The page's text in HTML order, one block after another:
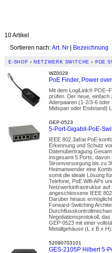
10 Artikel
Sortieren nach:Art. Nr | Bezeichnung
E-SHOP › NETZWERK SWITCHE › POE
WZ0028
PoE Finder, Power
Mit dem LogiLink®
prüfen. Der neue, einfach
Aderpaaren (1-2/3-6 oder
Midspan oder Endstand)
GEP-0523
5-Port-Gigabit-PoE-
IEEE 802.3af/at PoE-
Erkennung und Schutz
Datenübertragung
insgesamt 5 Ports, davon
Stromversorgung bis zu
Heimanwender eine
somit die ideale Lösung
Telefone, PoE Wifi-APs
Netzwerkinfrastruktur auf
angeschlossene IEEE
Darüber hinaus
Forward-Switching
Negotiationsprotokoll,
GEP-0523 mit einer
Metallgehäuse (L x B x
52090703101
GES-2105P Hilbert 5-